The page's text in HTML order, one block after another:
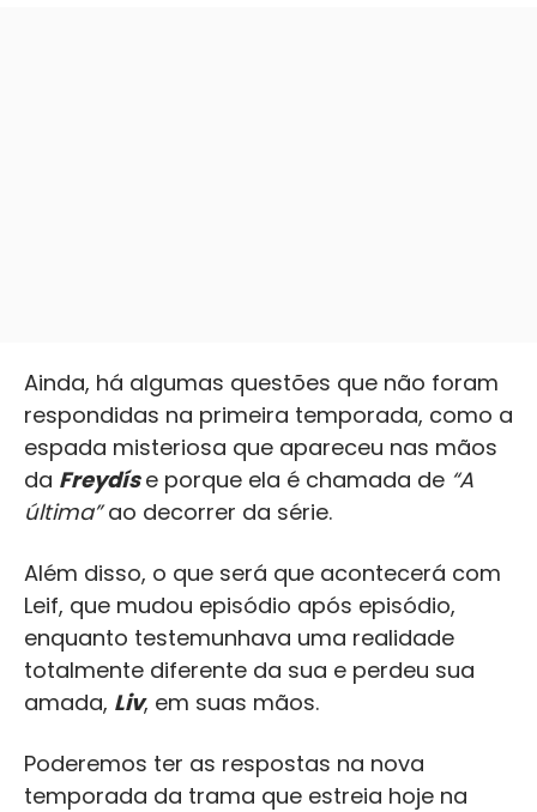
Ainda, há algumas questões que não foram
respondidas na primeira temporada, como a
espada misteriosa que apareceu nas mãos
da Freydíse porque ela é chamada de “A
última”ao decorrer da série.
Além disso, o que será que acontecerá com
Leif, que mudou episódio após episódio,
enquanto testemunhava uma realidade
totalmente diferente da sua e perdeu sua
amada, Liv, em suas mãos.
Poderemos ter as respostas na nova
temporada da trama que estreia hoje na